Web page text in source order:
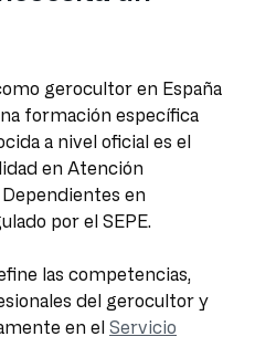
gerocultor en España
formación específica
a nivel oficial es el
en Atención
en
por el SEPE.
las competencias,
del gerocultor y
en el Servicio